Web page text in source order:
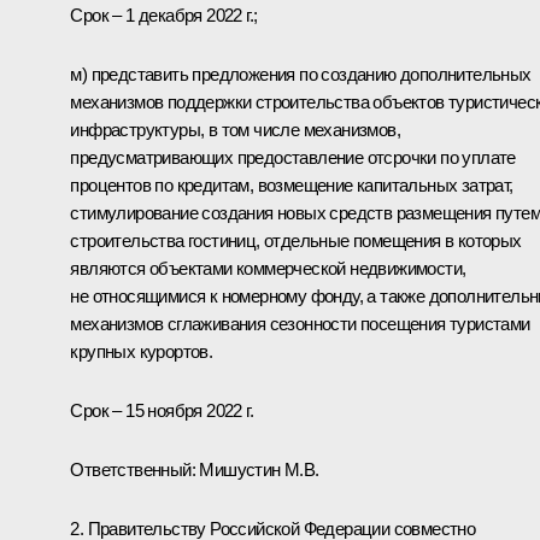
Срок – 1 декабря 2022 г.;
м) представить предложения по созданию дополнительных
механизмов поддержки строительства объектов
инфраструктуры, в том числе механизмов,
предусматривающих предоставление отсрочки по уплате
процентов по кредитам, возмещение капитальных затрат,
стимулирование создания новых средств размещения путем
строительства гостиниц, отдельные помещения в которых
являются объектами коммерческой недвижимости,
не относящимися к номерному фонду, а также
механизмов сглаживания сезонности посещения туристами
крупных курортов.
Срок – 15 ноября 2022 г.
Ответственный: Мишустин М.В.
2. Правительству Российской Федерации совместно